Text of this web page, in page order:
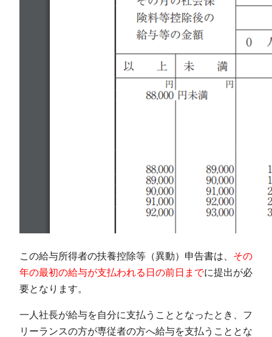
この給与所得者の扶養控除等（異動）申告書は、 その
年の最初の給与が支払われる日の前日までに提出が必
要となります。
一人社長が給与を自分に支払うこととなったとき、フ
リーランスの方が専従者の方へ給与を支払うこととな